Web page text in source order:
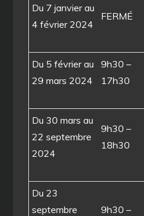
Du 7 janvier au
4 février 2024
FERMÉ
Du 5 février au
29 mars 2024
9h30 –
17h30
Du 30 mars au
22 septembre
2024
9h30 –
18h30
Du 23
septembre
9h30 –